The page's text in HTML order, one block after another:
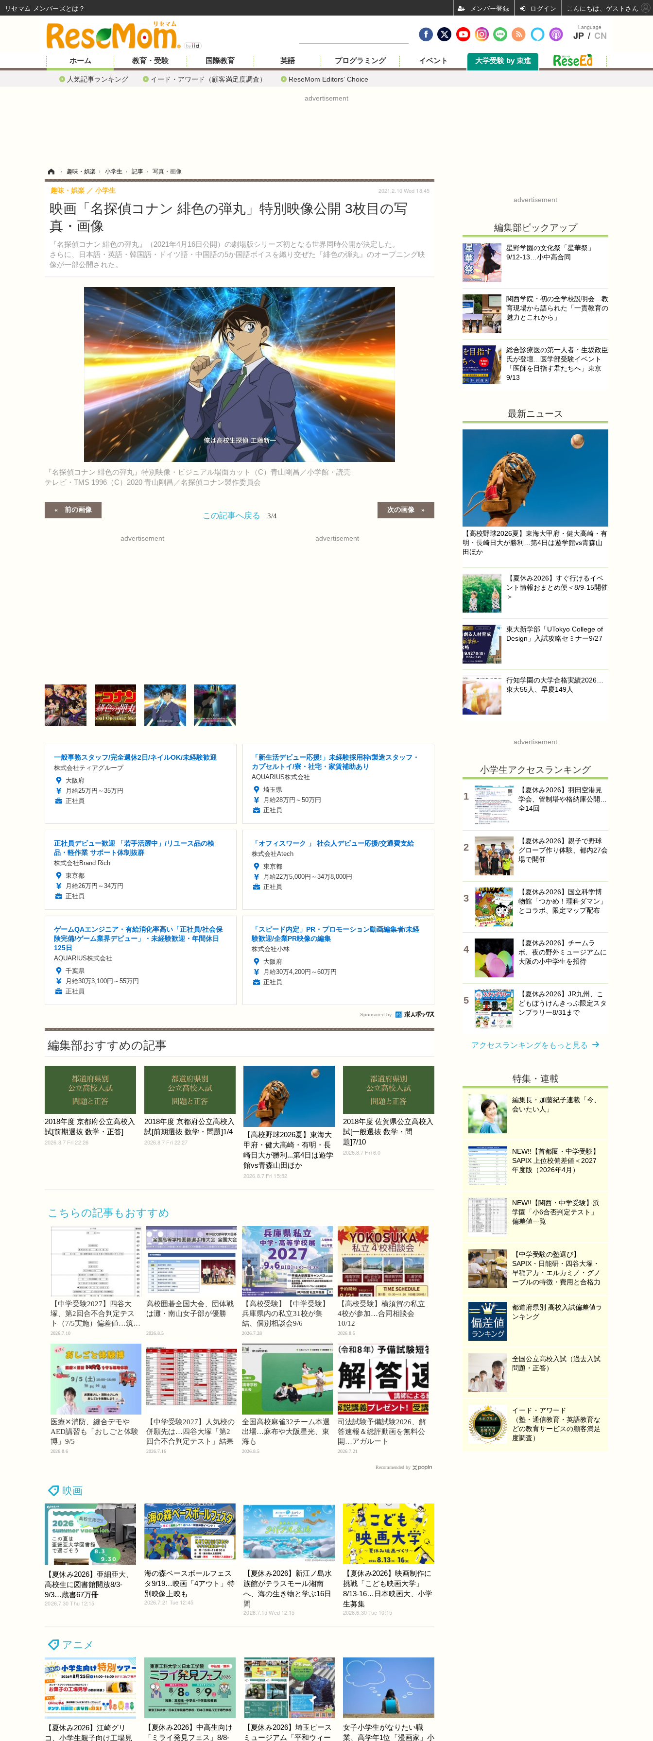
ホーム
人気記事ランキング イード・アワード（顧客満足度調査） ReseMom Editors' Choice
教育・受験 国際教育 英語 プログラミング イベント 大学受験 by 東進
advertisement
› 趣味・娯楽 › 小学生 › 記事 › 写真・画像
映画「名探偵コナン 緋色の弾丸」特別映像公開 3枚目の写
真・画像
『名探偵コナン 緋色の弾丸』（2021年4月16日公開）の劇場版シリーズ初となる世界同時公開が決定した。
さらに、日本語・英語・韓国語・ドイツ語・中国語の5か国語ボイスを織り交ぜた『緋色の弾丸』のオープニング映
像が一部公開された。
趣味・娯楽 小学生 2021.2.10 Wed 18:45
『名探偵コナン 緋色の弾丸』特別映像・ビジュアル場面カット（C）青山剛昌／小学館・読売
テレビ・TMS 1996（C）2020 青山剛昌／名探偵コナン製作委員会
前の画像 次の画像
この記事へ戻る 3/4
advertisement advertisement
一般事務スタッフ/完全週休2日/ネイルOK/未経験歓迎
株式会社ティアグループ
大阪府
月給25万円～35万円
正社員
「新生活デビュー応援!」未経験採用枠/製造スタッフ・
カプセルトイ/寮・社宅・家賃補助あり
AQUARIUS株式会社
埼玉県
月給28万円～50万円
正社員
正社員デビュー歓迎 「若手活躍中」/リユース品の検
品・軽作業 サポート体制抜群
株式会社Brand Rich
東京都
月給26万円～34万円
正社員
「オフィスワーク 」 社会人デビュー応援/交通費支給
株式会社Atech
東京都
月給22万5,000円～34万8,000円
正社員
ゲームQAエンジニア・有給消化率高い「正社員/社会保
険完備/ゲーム業界デビュー」・未経験歓迎・年間休日
125日
AQUARIUS株式会社
千葉県
月給30万3,100円～55万円
正社員
「スピード内定」PR・プロモーション動画編集者/未経
験歓迎/企業PR映像の編集
株式会社小林
大阪府
月給30万4,200円～60万円
正社員
Sponsored by
編集部おすすめの記事
2018年度 京都府公立高校入
試[前期選抜 数学・正答]
2026.8.7 Fri 22:26
2018年度 京都府公立高校入
試[前期選抜 数学・問題]1/4
2026.8.7 Fri 22:27
【高校野球2026夏】東海大
甲府・健大高崎・有明・長
崎日大が勝利...第4日は遊学
館vs青森山田ほか
2026.8.7 Fri 15:52
2018年度 佐賀県公立高校入
試[一般選抜 数学・問
題]7/10
2026.8.7 Fri 6:0
こちらの記事もおすすめ
【中学受験2027】四谷大
塚、第2回合不合判定テス
ト（7/5実施）偏差値…筑駒
74・桜蔭70＜PR＞
2026.7.10
高校囲碁全国大会、団体戦
は灘・南山女子部が優勝
2026.8.5
【高校受験】【中学受験】
兵庫県内の私立31校が集
結、個別相談会9/6
2026.7.28
【高校受験】横須賀の私立
4校が参加…合同相談会
10/12
2026.8.5
医療✕消防、縫合デモや
AED講習も「おしごと体験
博」9/5
2026.8.6
【中学受験2027】人気校の
併願先は…四谷大塚「第2
回合不合判定テスト」結果
2026.7.16
全国高校麻雀32チーム本選
出場…麻布や大阪星光、東
海も
2026.8.5
司法試験予備試験2026、解
答速報＆総評動画を無料公
開…アガルート
2026.7.21
Recommended by
映画
【夏休み2026】亜細亜大、
高校生に図書館開放8/3-
9/3…蔵書67万冊
2026.7.30 Thu 12:15
海の森ベースボールフェス
タ9/19…映画「4アウト」特
別映像上映も
2026.7.21 Tue 12:45
【夏休み2026】新江ノ島水
族館がテラスモール湘南
へ、海の生き物と学ぶ16日
間
2026.7.15 Wed 12:15
【夏休み2026】映画制作に
挑戦「こども映画大学」
8/13-16…日本映画大、小学
生募集
2026.6.30 Tue 10:15
アニメ
【夏休み2026】江崎グリ
コ、小学生親子向け工場見
【夏休み2026】中高生向け
「ミライ発見フェス」8/8-
【夏休み2026】埼玉ピース
ミュージアム「平和ウィー
女子小学生がなりたい職
業、高学年1位「漫画家」小
advertisement
編集部ピックアップ
星野学園の文化祭「星華祭」
9/12-13…小中高合同
関西学院・初の全学校説明会…教
育現場から語られた「一貫教育の
魅力とこれから」
総合診療医の第一人者・生坂政臣
氏が登壇…医学部受験イベント
「医師を目指す君たちへ」東京
9/13
最新ニュース
【高校野球2026夏】東海大甲府・健大高崎・有
明・長崎日大が勝利…第4日は遊学館vs青森山
田ほか
【夏休み2026】すぐ行けるイベ
ント情報おまとめ便＜8/9-15開催
＞
東大新学部「UTokyo College of
Design」入試攻略セミナー9/27
行知学園の大学合格実績2026…
東大55人、早慶149人
advertisement
小学生アクセスランキング
【夏休み2026】羽田空港見
学会、管制塔や格納庫公開…
全14回
【夏休み2026】親子で野球
グローブ作り体験、都内27会
場で開催
【夏休み2026】国立科学博
物館「つかめ！理科ダマン」
とコラボ、限定マップ配布
【夏休み2026】チームラ
ボ、夜の野外ミュージアムに
大阪の小中学生を招待
【夏休み2026】JR九州、こ
どもぼうけんきっぷ限定スタ
ンプラリー8/31まで
アクセスランキングをもっと見る
特集・連載
編集長・加藤紀子連載「今、
会いたい人」
NEW!!【首都圏・中学受験】
SAPIX 上位校偏差値＜2027
年度版（2026年4月）
NEW!!【関西・中学受験】浜
学園「小6合否判定テスト」
偏差値一覧
【中学受験の塾選び】
SAPIX・日能研・四谷大塚・
早稲アカ・エルカミノ・グノ
ーブルの特徴・費用と合格力
都道府県別 高校入試偏差値ラ
ンキング
全国公立高校入試（過去入試
問題・正答）
イード・アワード
（塾・通信教育・英語教育な
どの教育サービスの顧客満足
度調査）
Language
JP / CN
リセマム メンバーズ ログイン こんにちは、ゲストさん